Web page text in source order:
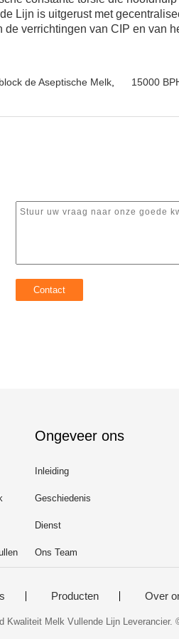
Lijn is uitgerust met
de verrichtingen van CIP en van
de Aseptische Melk 15000
Ongeveer ons
Inleiding
Geschiedenis
Dienst
Ons Team
Producten Over
Kwaliteit Melk Vullende Lijn